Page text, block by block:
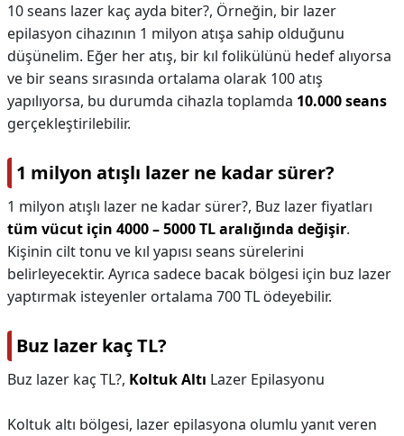
10 seans lazer kaç ayda biter?, Örneğin, bir lazer
epilasyon cihazının 1 milyon atışa sahip olduğunu
düşünelim. Eğer her atış, bir kıl folikülünü hedef alıyorsa
ve bir seans sırasında ortalama olarak 100 atış
yapılıyorsa, bu durumda cihazla toplamda 10.000 seans
gerçekleştirilebilir.
1 milyon atışlı lazer ne kadar sürer?
1 milyon atışlı lazer ne kadar sürer?, Buz lazer fiyatları
tüm vücut için 4000 – 5000 TL aralığında değişir.
Kişinin cilt tonu ve kıl yapısı seans sürelerini
belirleyecektir. Ayrıca sadece bacak bölgesi için buz lazer
yaptırmak isteyenler ortalama 700 TL ödeyebilir.
Buz lazer kaç TL?
Buz lazer kaç TL?, Koltuk Altı Lazer Epilasyonu
Koltuk altı bölgesi, lazer epilasyona olumlu yanıt veren